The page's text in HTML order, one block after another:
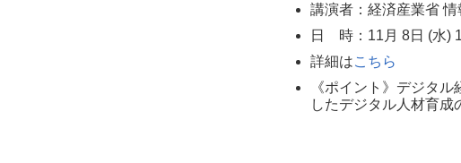
講演者：経済産業省
日 時：11月 8日 (水)
詳細はこちら
《ポイント》デジタ
したデジタル人材育成